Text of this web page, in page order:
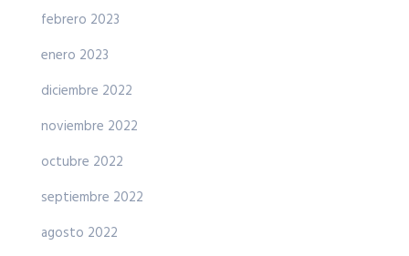
febrero 2023
enero 2023
diciembre 2022
noviembre 2022
octubre 2022
septiembre 2022
agosto 2022